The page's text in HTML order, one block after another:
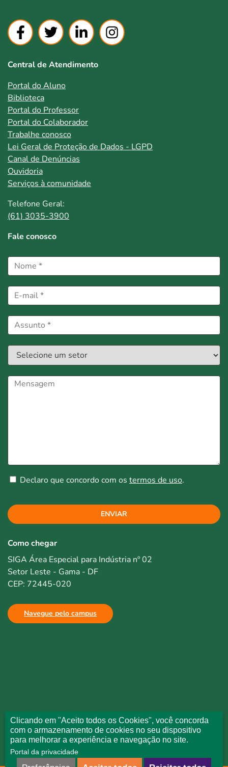
Central de Atendimento
Portal do Aluno
Biblioteca
Portal do Professor
Portal do Colaborador
Trabalhe conosco
Lei Geral de Proteção de Dados - LGPD
Canal de Denúncias
Ouvidoria
Serviços à comunidade
Telefone Geral:
(61) 3035-3900
Fale conosco
Declaro que concordo com os termos de uso.
ENVIAR
Como chegar
SIGA Área Especial para Indústria nº 02
Setor Leste - Gama - DF
CEP: 72445-020
Navegue pelo campus
Clicando em "Aceito todos os Cookies", você concorda
com o armazenamento de cookies no seu dispositivo
para melhorar a experiência e navegação no site.
Portal da privacidade